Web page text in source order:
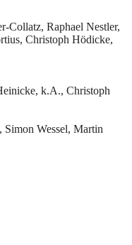
Collatz, Raphael Nestler,
Christoph Hödicke,
k.A., Christoph
Simon Wessel, Martin